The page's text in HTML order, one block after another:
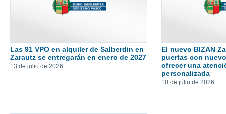
Las 91 VPO en alquiler de Salberdin en
Zarautz se entregarán en enero de 2027
13 de julio de 2026
El nuevo BIZAN
puertas con
ofrecer una
personalizada
10 de julio de 2026